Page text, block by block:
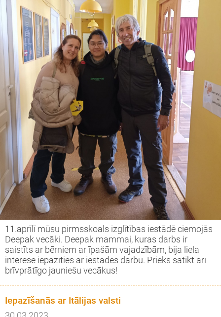
11.aprīlī mūsu pirmsskoals izglītības iestādē ciemojās
Deepak vecāki. Deepak mammai, kuras darbs ir
saistīts ar bērniem ar īpašām vajadzībām, bija liela
interese iepazīties ar iestādes darbu. Prieks satikt arī
brīvprātīgo jauniešu vecākus!
Iepazīšanās ar Itālijas valsti